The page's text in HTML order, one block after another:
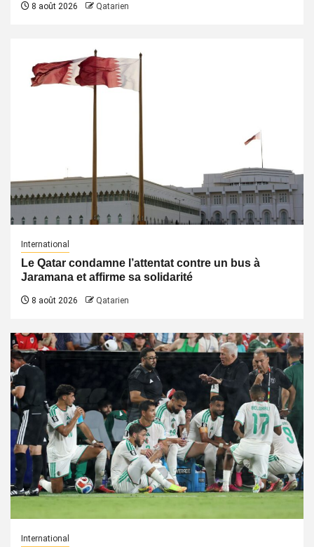
8 août 2026 Qatarien
International
Le Qatar condamne l’attentat contre un bus à
Jaramana et affirme sa solidarité
8 août 2026 Qatarien
International